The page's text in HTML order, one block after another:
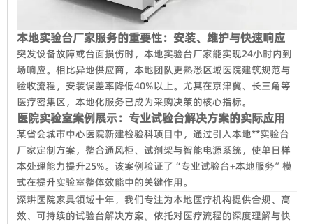
本地实验台厂家服务的重要性：安装、维护与快速响应
突发设备故障或台面损伤时，本地实验台厂家能实现24小时内到
场响应。相比异地供应商，本地团队更熟悉区域医院建筑规范与
验收流程，安装误差率降低40%以上。尤其在京津冀、长三角等
医疗密集区，本地化服务已成为采购决策的核心指标。
医院实验室案例展示：专业试验台解决方案的实际应用
某省会城市中心医院新建检验科项目中，通过引入本地**实验台
厂家定制方案，整合通风柜、试剂架与智能电源系统，使单日样
本处理能力提升25%。该案例验证了“专业试验台+本地服务”模
式在提升实验室整体效能中的关键作用。
深耕医院家具领域十年，我们专注为本地医疗机构提供合规、高
效、可持续的试验台解决方案。依托对医疗流程的深度理解与快